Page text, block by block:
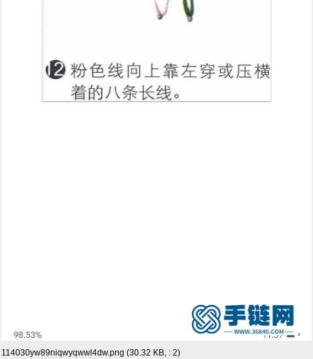
114030yw89niqwyqwwl4dw.png (30.32 KB, : 2)